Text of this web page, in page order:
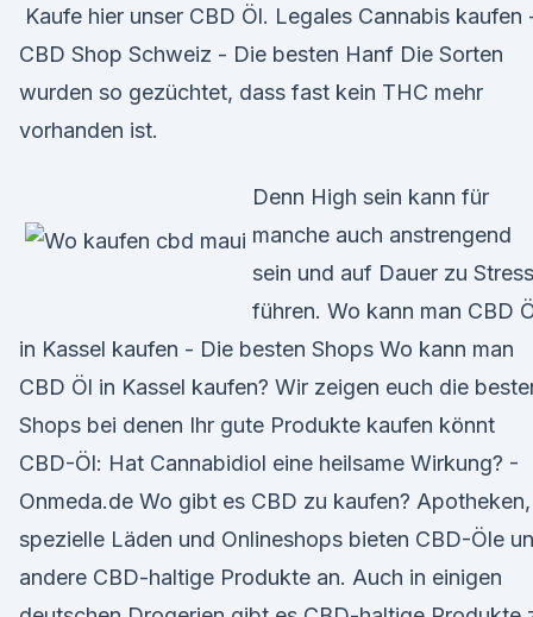
Kaufe hier unser CBD Öl. Legales Cannabis kaufen
CBD Shop Schweiz - Die besten Hanf Die Sorten
wurden so gezüchtet, dass fast kein THC mehr
vorhanden ist.
Denn High sein kann für
manche auch anstrengend
sein und auf Dauer zu Stress
führen. Wo kann man CBD
in Kassel kaufen - Die besten Shops Wo kann man
CBD Öl in Kassel kaufen? Wir zeigen euch die
Shops bei denen Ihr gute Produkte kaufen könnt
CBD-Öl: Hat Cannabidiol eine heilsame Wirkung? -
Onmeda.de Wo gibt es CBD zu kaufen? Apotheken,
spezielle Läden und Onlineshops bieten CBD-Öle
andere CBD-haltige Produkte an. Auch in einigen